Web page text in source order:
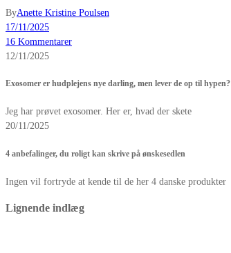
ByAnette Kristine Poulsen
17/11/2025
16 Kommentarer
12/11/2025
Exosomer er hudplejens nye darling, men lever de op til hypen?
Jeg har prøvet exosomer. Her er, hvad der skete
20/11/2025
4 anbefalinger, du roligt kan skrive på ønskesedlen
Ingen vil fortryde at kende til de her 4 danske produkter
Lignende indlæg